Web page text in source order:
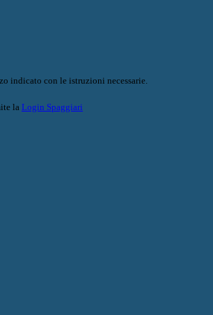
indicato con le istruzioni necessarie.
la Login Spaggiari